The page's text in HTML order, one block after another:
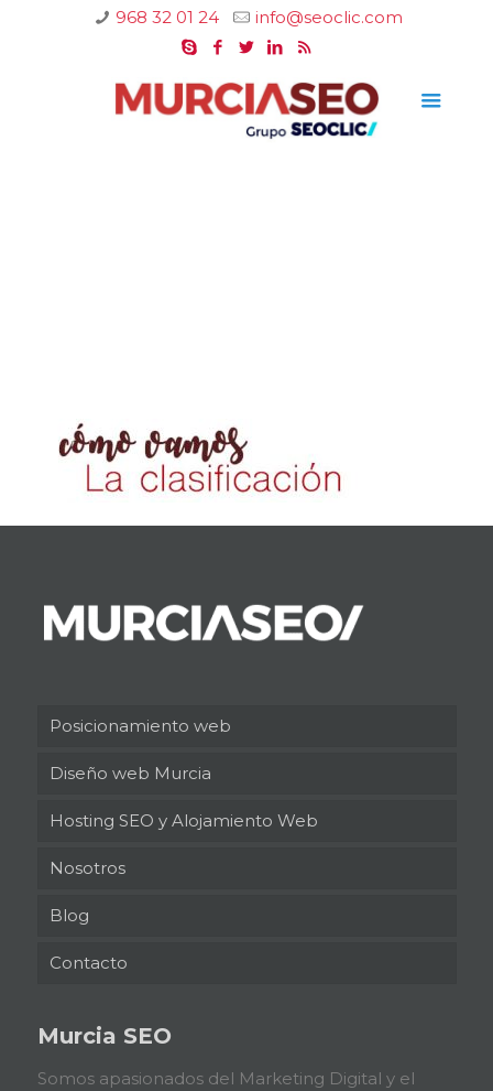
968 32 01 24 info@seoclic.com
Posicionamiento web
Diseño web Murcia
Hosting SEO y Alojamiento Web
Nosotros
Blog
Contacto
Murcia SEO
Somos apasionados del Marketing Digital y el